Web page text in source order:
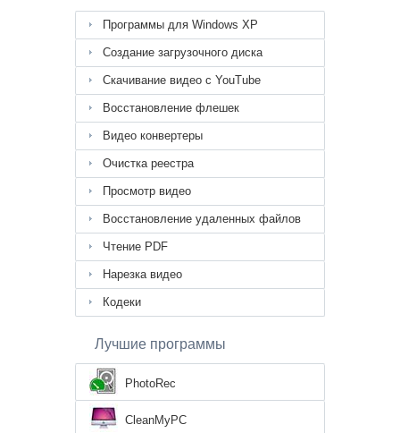
Программы для Windows XP
Создание загрузочного диска
Скачивание видео с YouTube
Восстановление флешек
Видео конвертеры
Очистка реестра
Просмотр видео
Восстановление удаленных файлов
Чтение PDF
Нарезка видео
Кодеки
Лучшие программы
PhotoRec
CleanMyPC